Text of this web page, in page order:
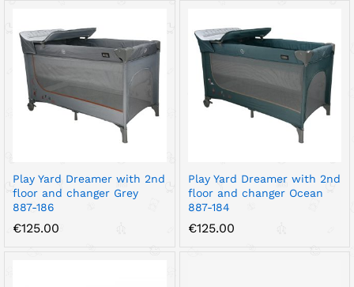
Play Yard Dreamer with 2nd
floor and changer Grey
887-186
€125.00
Play Yard Dreamer with 2nd
floor and changer Ocean
887-184
€125.00